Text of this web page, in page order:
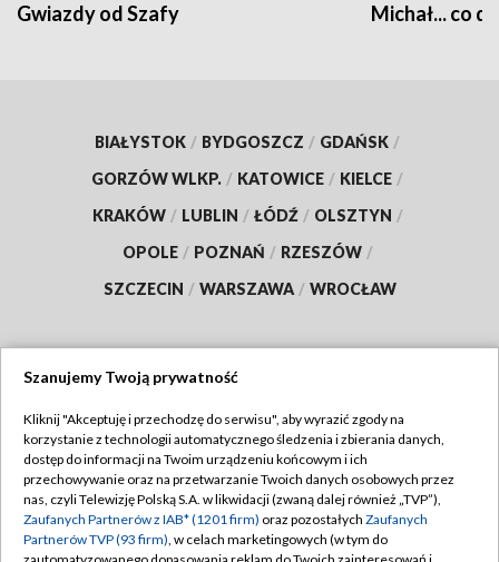
Gwiazdy od Szafy Michał... co
BIAŁYSTOK / BYDGOSZCZ / GDAŃSK /
GORZÓW WLKP. / KATOWICE / KIELCE /
KRAKÓW / LUBLIN / ŁÓDŹ / OLSZTYN /
OPOLE / POZNAŃ / RZESZÓW /
SZCZECIN / WARSZAWA / WROCŁAW
TVP
Abonament TVP
Emisja w TVP
Centrum informacji TVP
Regulamin TVP
Polityka prywatności
Moje zgody
Szanujemy Twoją prywatność
Kliknij "Akceptuję i przechodzę do serwisu", aby wyrazić zgody na
korzystanie z technologii automatycznego śledzenia i zbierania danych,
dostęp do informacji na Twoim urządzeniu końcowym i ich
przechowywanie oraz na przetwarzanie Twoich danych osobowych przez
nas, czyli Telewizję Polską S.A. w likwidacji (zwaną dalej również „TVP”),
Zaufanych Partnerów z IAB* (1201 firm) oraz pozostałych Zaufanych
Partnerów TVP (93 firm), w celach marketingowych (w tym do